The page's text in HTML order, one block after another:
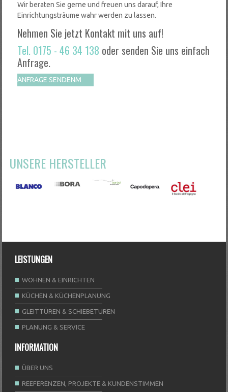
Wir beraten Sie gerne und freuen uns darauf, Ihre
Einrichtungsträume wahr werden zu lassen.
Nehmen Sie jetzt Kontakt mit uns auf!
Tel. 0175 - 46 34 138 oder senden Sie uns einfach
Anfrage.
ANFRAGE SENDEN
UNSERE HERSTELLER
LEISTUNGEN
WOHNEN & EINRICHTEN
KÜCHEN & KÜCHENPLANUNG
GLEITTÜREN & SCHIEBETÜREN
PLANUNG & SERVICE
INFORMATION
ÜBER UNS
REEFERENZEN, PROJEKTE & KUNDENSTIMMEN